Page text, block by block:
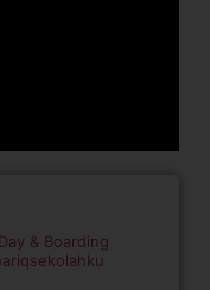
& Boarding